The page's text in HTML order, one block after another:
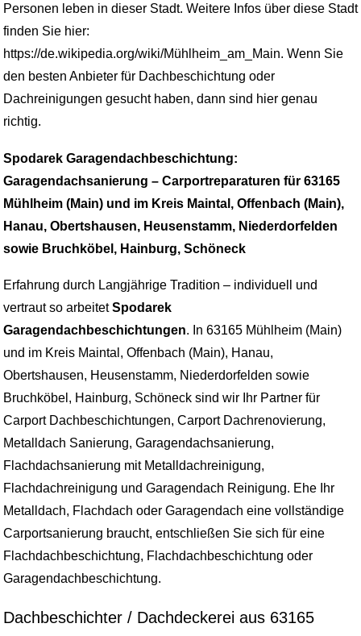
Personen leben in dieser Stadt. Weitere Infos über diese Stadt
finden Sie hier:
https://de.wikipedia.org/wiki/Mühlheim_am_Main. Wenn Sie
den besten Anbieter für Dachbeschichtung oder
Dachreinigungen gesucht haben, dann sind hier genau
richtig.
Spodarek Garagendachbeschichtung:
Garagendachsanierung – Carportreparaturen für 63165
Mühlheim (Main) und im Kreis Maintal, Offenbach (Main),
Hanau, Obertshausen, Heusenstamm, Niederdorfelden
sowie Bruchköbel, Hainburg, Schöneck
Erfahrung durch Langjährige Tradition – individuell und
vertraut so arbeitetSpodarek
Garagendachbeschichtungen. In 63165 Mühlheim (Main)
und im Kreis Maintal, Offenbach (Main), Hanau,
Obertshausen, Heusenstamm, Niederdorfelden sowie
Bruchköbel, Hainburg, Schöneck sind wir Ihr Partner für
Carport Dachbeschichtungen, Carport Dachrenovierung,
Metalldach Sanierung, Garagendachsanierung,
Flachdachsanierung mit Metalldachreinigung,
Flachdachreinigung und Garagendach Reinigung. Ehe Ihr
Metalldach, Flachdach oder Garagendach eine vollständige
Carportsanierung braucht, entschließen Sie sich für eine
Flachdachbeschichtung, Flachdachbeschichtung oder
Garagendachbeschichtung.
Dachbeschichter / Dachdeckerei aus 63165